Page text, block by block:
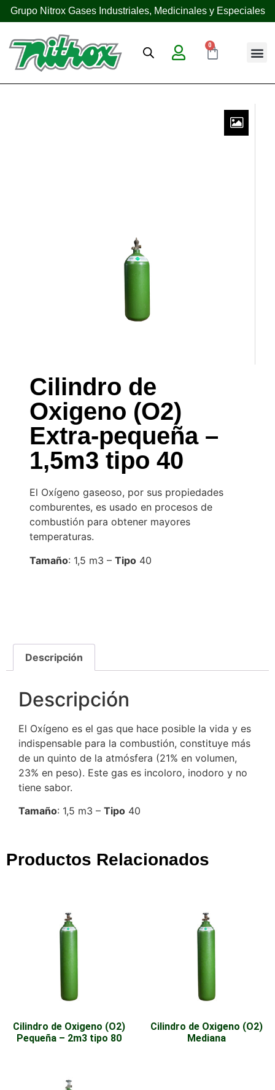
Grupo Nitrox Gases Industriales, Medicinales y Especiales
0
Cilindro de
Oxigeno (O2)
Extra-pequeña –
1,5m3 tipo 40
El Oxígeno gaseoso, por sus propiedades
comburentes, es usado en procesos de
combustión para obtener mayores
temperaturas.
Tamaño: 1,5 m3 – Tipo 40
Descripción
Descripción
El Oxígeno es el gas que hace posible la vida y es
indispensable para la combustión, constituye más
de un quinto de la atmósfera (21% en volumen,
23% en peso). Este gas es incoloro, inodoro y no
tiene sabor.
Tamaño: 1,5 m3 – Tipo 40
Productos Relacionados
Cilindro de Oxigeno (O2)
Pequeña – 2m3 tipo 80
Cilindro de Oxigeno (O2)
Mediana